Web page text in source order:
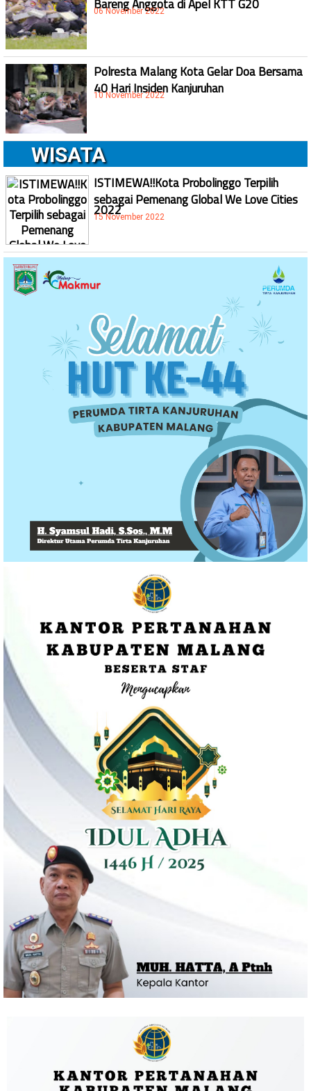
06 November 2022
Polresta Malang Kota Gelar Doa Bersama
40 Hari Insiden Kanjuruhan
10 November 2022
WISATA
ISTIMEWA!!Kota Probolinggo Terpilih
sebagai Pemenang Global We Love Cities
2022
15 November 2022